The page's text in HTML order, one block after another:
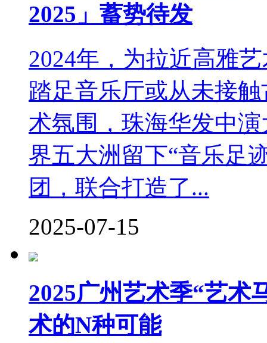
2025」蓄势待发
2024年，为拉近高雅
踏足音乐厅或从未接
术氛围，珠海华发中
界五大洲留下“音乐
团，联合打造了...
2025-07-15
2025广州艺术季“艺术
术的N种可能